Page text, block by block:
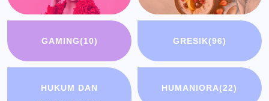
GAMING(10) GRESIK(96)
HUKUM DAN
HUMANIORA(22)